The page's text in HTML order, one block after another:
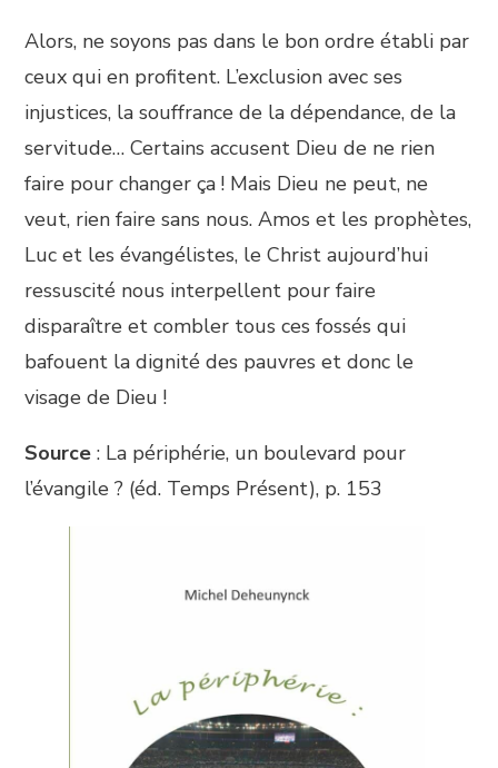
Alors, ne soyons pas dans le bon ordre établi par
ceux qui en profitent. L’exclusion avec ses
injustices, la souffrance de la dépendance, de la
servitude… Certains accusent Dieu de ne rien
faire pour changer ça ! Mais Dieu ne peut, ne
veut, rien faire sans nous. Amos et les prophètes,
Luc et les évangélistes, le Christ aujourd’hui
ressuscité nous interpellent pour faire
disparaître et combler tous ces fossés qui
bafouent la dignité des pauvres et donc le
visage de Dieu !
Source : La périphérie, un boulevard pour
l’évangile ? (éd. Temps Présent), p. 153